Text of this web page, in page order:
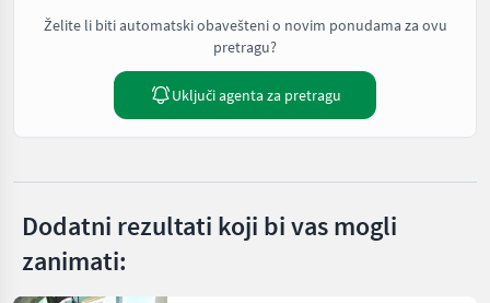
Želite li biti automatski obavešteni o novim ponudama za ovu
pretragu?
Uključi agenta za pretragu
Dodatni rezultati koji bi vas mogli
zanimati: